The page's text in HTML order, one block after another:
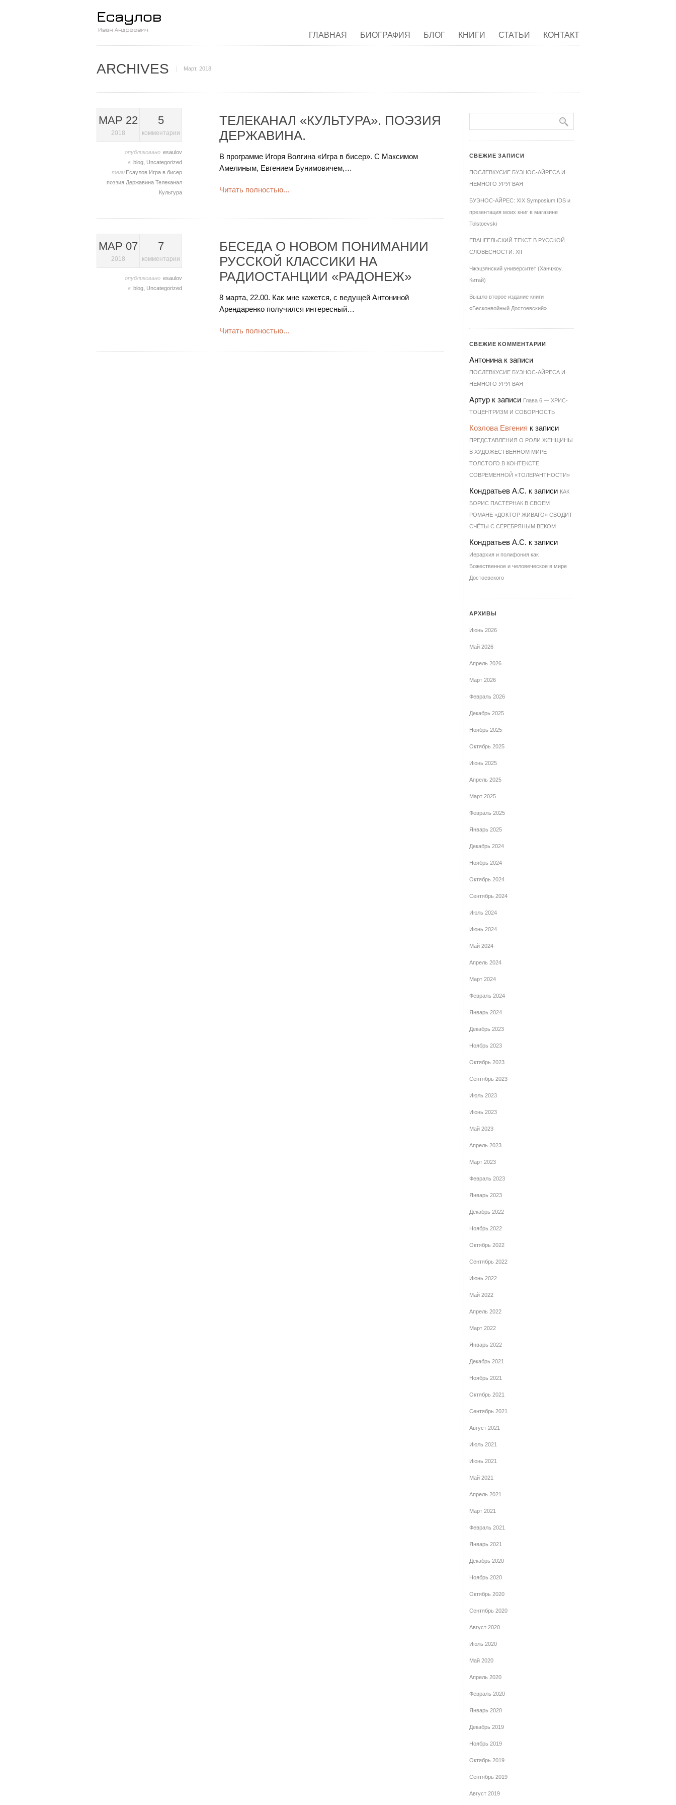
ГЛАВНАЯ БИОГРАФИЯ БЛОГ КНИГИ СТАТЬИ КОНТАКТ
ARCHIVES Март, 2018
МАР 22
2018
5
комментарии
опубликовано esaulov
в blog Uncategorized
теги Есаулов Игра в бисер
поэзия Державина Телеканал
Культура
ТЕЛЕКАНАЛ «КУЛЬТУРА». ПОЭЗИЯ
ДЕРЖАВИНА.
В программе Игоря Волгина «Игра в бисер». С Максимом
Амелиным, Евгением Бунимовичем,…
Читать полностью...
МАР 07
2018
7
комментарии
опубликовано esaulov
в blog Uncategorized
БЕСЕДА О НОВОМ ПОНИМАНИИ
РУССКОЙ КЛАССИКИ НА
РАДИОСТАНЦИИ «РАДОНЕЖ»
8 марта, 22.00. Как мне кажется, с ведущей Антониной
Арендаренко получился интересный…
Читать полностью...
СВЕЖИЕ ЗАПИСИ
ПОСЛЕВКУСИЕ БУЭНОС-АЙРЕСА И
НЕМНОГО УРУГВАЯ
БУЭНОС-АЙРЕС: XIX Symposium IDS и
презентация моих книг в магазине
Tolstoevski
ЕВАНГЕЛЬСКИЙ ТЕКСТ В РУССКОЙ
СЛОВЕСНОСТИ: XII
Чжэцзянский университет (Ханчжоу,
Китай)
Вышло второе издание книги
«Бесконвойный Достоевский»
СВЕЖИЕ КОММЕНТАРИИ
Антонина к записи
ПОСЛЕВКУСИЕ БУЭНОС-АЙРЕСА И
НЕМНОГО УРУГВАЯ
Артур к записи Гла­ва 6 — ХРИ­С­
ТО­ЦЕН­Т­РИЗМ И СО­БОР­НОСТЬ
Козлова Евгения к записи
ПРЕДСТАВЛЕНИЯ О РОЛИ ЖЕНЩИНЫ
В ХУДОЖЕСТВЕННОМ МИРЕ
ТОЛСТОГО В КОНТЕКСТЕ
СОВРЕМЕННОЙ «ТОЛЕРАНТНОСТИ»
Кондратьев А.С. к записи КАК
БОРИС ПАСТЕРНАК В СВОЕМ
РОМАНЕ «ДОКТОР ЖИВАГО» СВОДИТ
СЧЁТЫ С СЕРЕБРЯНЫМ ВЕКОМ
Кондратьев А.С. к записи
Иерархия и полифония как
Божественное и человеческое в мире
Достоевского
АРХИВЫ
Июнь 2026
Май 2026
Апрель 2026
Март 2026
Февраль 2026
Декабрь 2025
Ноябрь 2025
Октябрь 2025
Июнь 2025
Апрель 2025
Март 2025
Февраль 2025
Январь 2025
Декабрь 2024
Ноябрь 2024
Октябрь 2024
Сентябрь 2024
Июль 2024
Июнь 2024
Май 2024
Апрель 2024
Март 2024
Февраль 2024
Январь 2024
Декабрь 2023
Ноябрь 2023
Октябрь 2023
Сентябрь 2023
Июль 2023
Июнь 2023
Май 2023
Апрель 2023
Март 2023
Февраль 2023
Январь 2023
Декабрь 2022
Ноябрь 2022
Октябрь 2022
Сентябрь 2022
Июнь 2022
Май 2022
Апрель 2022
Март 2022
Январь 2022
Декабрь 2021
Ноябрь 2021
Октябрь 2021
Сентябрь 2021
Август 2021
Июль 2021
Июнь 2021
Май 2021
Апрель 2021
Март 2021
Февраль 2021
Январь 2021
Декабрь 2020
Ноябрь 2020
Октябрь 2020
Сентябрь 2020
Август 2020
Июль 2020
Май 2020
Апрель 2020
Февраль 2020
Январь 2020
Декабрь 2019
Ноябрь 2019
Октябрь 2019
Сентябрь 2019
Август 2019